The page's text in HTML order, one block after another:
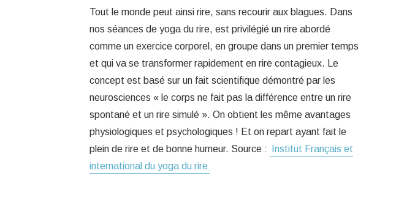
Tout le monde peut ainsi rire, sans recourir aux blagues. Dans
nos séances de yoga du rire, est privilégié un rire abordé
comme un exercice corporel, en groupe dans un premier temps
et qui va se transformer rapidement en rire contagieux. Le
concept est basé sur un fait scientifique démontré par les
neurosciences « le corps ne fait pas la différence entre un rire
spontané et un rire simulé ». On obtient les même avantages
physiologiques et psychologiques ! Et on repart ayant fait le
plein de rire et de bonne humeur. Source :
Institut Français et
international du yoga du rire